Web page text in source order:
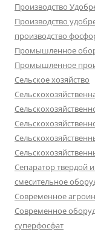
Производство
Производство
производство
Промышленное
Промышленное
Сельское хозяйство
Сепаратор твердой
смесительное
Современное
Современное
суперфосфат